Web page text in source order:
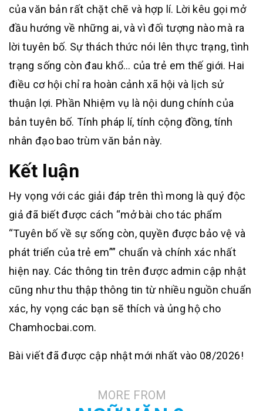
của văn bản rất chặt chẽ và hợp lí. Lời kêu gọi mở
đầu hướng về những ai, và vì đối tượng nào mà ra
lời tuyên bố. Sự thách thức nói lên thực trạng, tình
trạng sống còn đau khổ… của trẻ em thế giới. Hai
điều cơ hội chỉ ra hoàn cảnh xã hội và lịch sử
thuận lợi. Phần Nhiệm vụ là nội dung chính của
bản tuyên bố. Tính pháp lí, tính cộng đồng, tính
nhân đạo bao trùm văn bản này.
Kết luận
Hy vọng với các giải đáp trên thì mong là quý độc
giả đã biết được cách “mở bài cho tác phẩm
“Tuyên bố về sự sống còn, quyền được bảo vệ và
phát triển của trẻ em”” chuẩn và chính xác nhất
hiện nay. Các thông tin trên được admin cập nhật
cũng như thu thập thông tin từ nhiều nguồn chuẩn
xác, hy vọng các bạn sẽ thích và ủng hộ cho
Chamhocbai.com.
Bài viết đã được cập nhật mới nhất vào 08/2026!
MORE FROM